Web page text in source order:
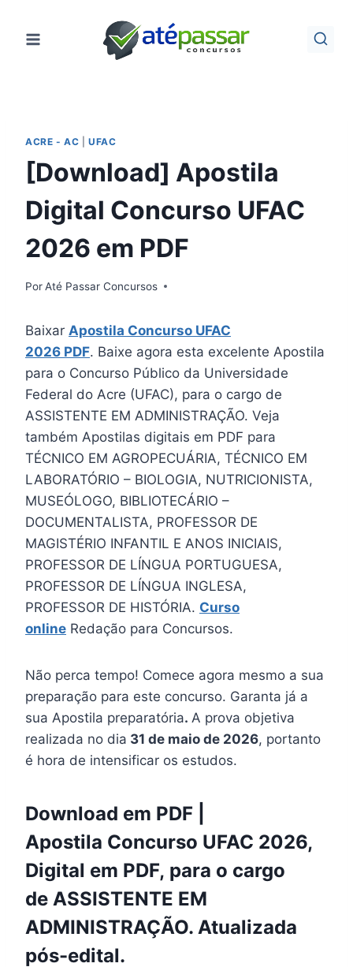
para
ACRE - AC |UFAC
[Download] Apostila
Digital Concurso UFAC
2026 em PDF
PorAté Passar Concursos
Baixar Apostila Concurso UFAC
2026 PDF. Baixe agora esta excelente Apostila
para o Concurso Público da Universidade
Federal do Acre (UFAC), para o cargo de
ASSISTENTE EM ADMINISTRAÇÃO. Veja
também Apostilas digitais em PDF para
TÉCNICO EM AGROPECUÁRIA, TÉCNICO EM
LABORATÓRIO – BIOLOGIA, NUTRICIONISTA,
MUSEÓLOGO, BIBLIOTECÁRIO –
DOCUMENTALISTA, PROFESSOR DE
MAGISTÉRIO INFANTIL E ANOS INICIAIS,
PROFESSOR DE LÍNGUA PORTUGUESA,
PROFESSOR DE LÍNGUA INGLESA,
PROFESSOR DE HISTÓRIA. Curso
online Redação para Concursos.
Não perca tempo! Comece agora mesmo a sua
preparação para este concurso. Garanta já a
sua Apostila preparatória. A prova objetiva
realizada no dia 31 de maio de 2026, portanto
é hora de intensificar os estudos.
Download em PDF |
Apostila Concurso UFAC 2026,
Digital em PDF, para o cargo
de ASSISTENTE EM
ADMINISTRAÇÃO. Atualizada
pós-edital.